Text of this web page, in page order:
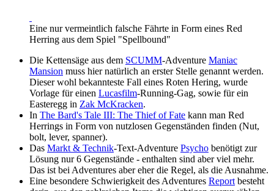
Eine nur vermeintlich falsche Fährte in Form eines Red
Herring aus dem Spiel "Spellbound"
Die Kettensäge aus dem SCUMM-Adventure Maniac
Mansion muss hier natürlich an erster Stelle genannt werden.
Dieser wohl bekannteste Fall eines Roten Hering, wurde
Vorlage für einen Lucasfilm-Running-Gag, sowie für ein
Easteregg in Zak McKracken.
In The Bard's Tale III: The Thief of Fate kann man Red
Herrings in Form von nutzlosen Gegenständen finden (Nut,
bolt, lever, spanner).
Das Markt & Technik-Text-Adventure Psycho benötigt zur
Lösung nur 6 Gegenstände - enthalten sind aber viel mehr.
Das ist bei Adventures aber eher die Regel, als die Ausnahme.
Eine besondere Schwierigkeit des Adventures Report besteht